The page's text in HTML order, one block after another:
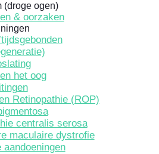
(droge ogen)
& oorzaken
het oog
Retinopathie (ROP)
centralis serosa
maculaire dystrofie
aandoeningen